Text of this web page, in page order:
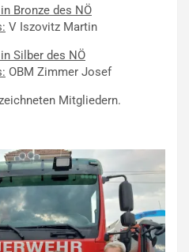
Bronze des NÖ
V Iszovitz Martin
Silber des NÖ
OBM Zimmer Josef
Mitgliedern.